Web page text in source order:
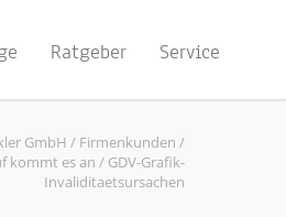
Ratgeber Service
GmbH / Firmenkunden /
kommt es an / GDV-Grafik-
Invaliditaetsursachen